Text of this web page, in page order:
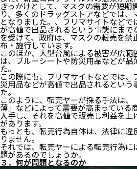
きっかけとして、マスクの需要が短期
り、多くのドラッグストアなどでは、
となりました。、フリマサイトなどで
が高値で出品されるという事態にまで
を受けて、政府は、マスクの転売を禁
布・施行しています。
このほか、大型台風による被害が広範
は、ブルーシートや防災用品などが品
た。
この際にも、フリマサイトなどでは、
災用品などが高値で出品されるという
た。
このように、転売ヤーが採る手法は、
薄」などによって需要が高まっている
入手し、それを高値で販売し利益を上
があります。
もっとも、転売行為自体は、法律に違
りません。
それでは、転売ヤーによる転売行為に
題があるのでしょうか。
３．何が問題となるのか